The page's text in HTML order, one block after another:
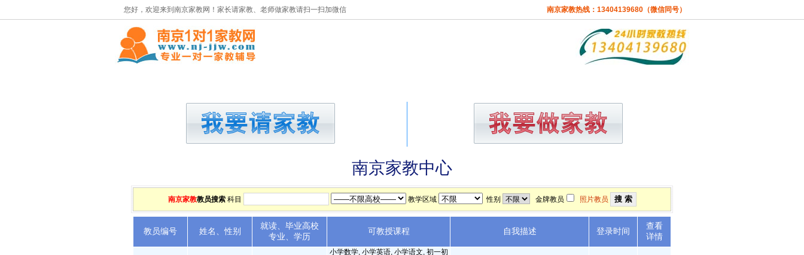
您好，欢迎来到南京家教网！家长请家教、老师做家教请扫一扫加微信 南京家教热线：13404139680（微信同号）
南京家教中心
南京家教教员搜索科目 教学区域 性别 金牌教员 照片教员
教员编号 姓名、性别
就读、毕业高校
专业、学历
可教授课程 自我描述 登录时间
查看
详情
小学数学, 小学英语, 小学语文, 初一初